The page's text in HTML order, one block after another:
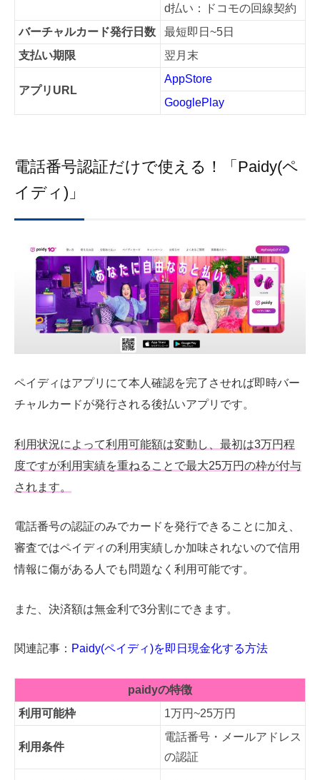
d払い：ドコモの回線契約
バーチャルカード発行日数
最短即日~5日
支払い期限
翌月末
アプリURL
AppStore
GooglePlay
電話番号認証だけで使える！「Paidy(ペ
イディ)」
ペイディはアプリにて本人確認を完了させれば即時バー
チャルカードが発行される後払いアプリです。
利用状況によって利用可能額は変動し、最初は3万円程
度ですが利用実績を重ねることで最大25万円の枠が付与
されます。
電話番号の認証のみでカードを発行できることに加え、
審査ではペイディの利用実績しか加味されないので信用
情報に傷がある人でも問題なく利用可能です。
また、決済額は無金利で3分割にできます。
関連記事： Paidy(ペイディ)を即日現金化する方法
paidyの特徴
利用可能枠
1万円~25万円
利用条件
電話番号・メールアドレス
の認証